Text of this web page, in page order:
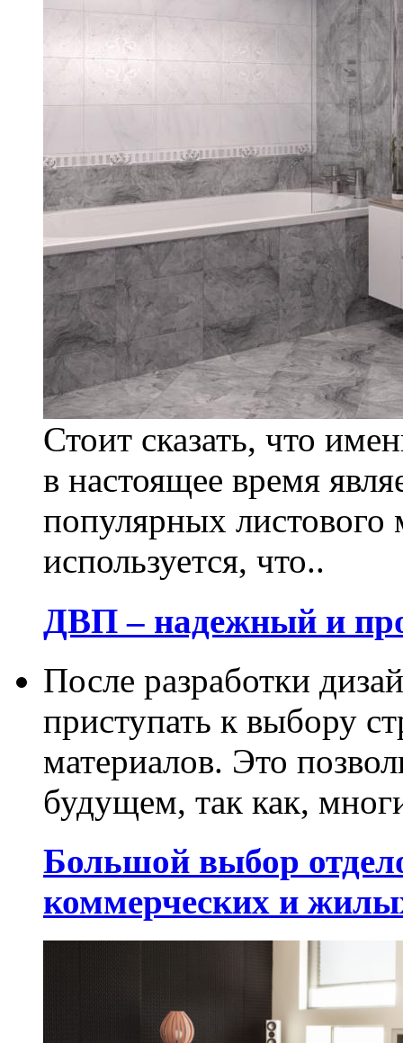
Стоит сказать, что
в настоящее время
популярных листового
используется, что..
ДВП – надежный и
После разработки
приступать к выбору
материалов. Это
будущем, так как,
Большой выбор
коммерческих и